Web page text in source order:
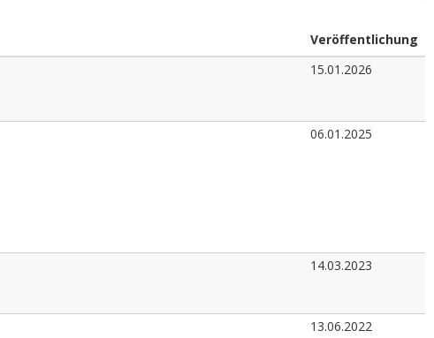
Veröffentlichung
15.01.2026
06.01.2025
14.03.2023
13.06.2022